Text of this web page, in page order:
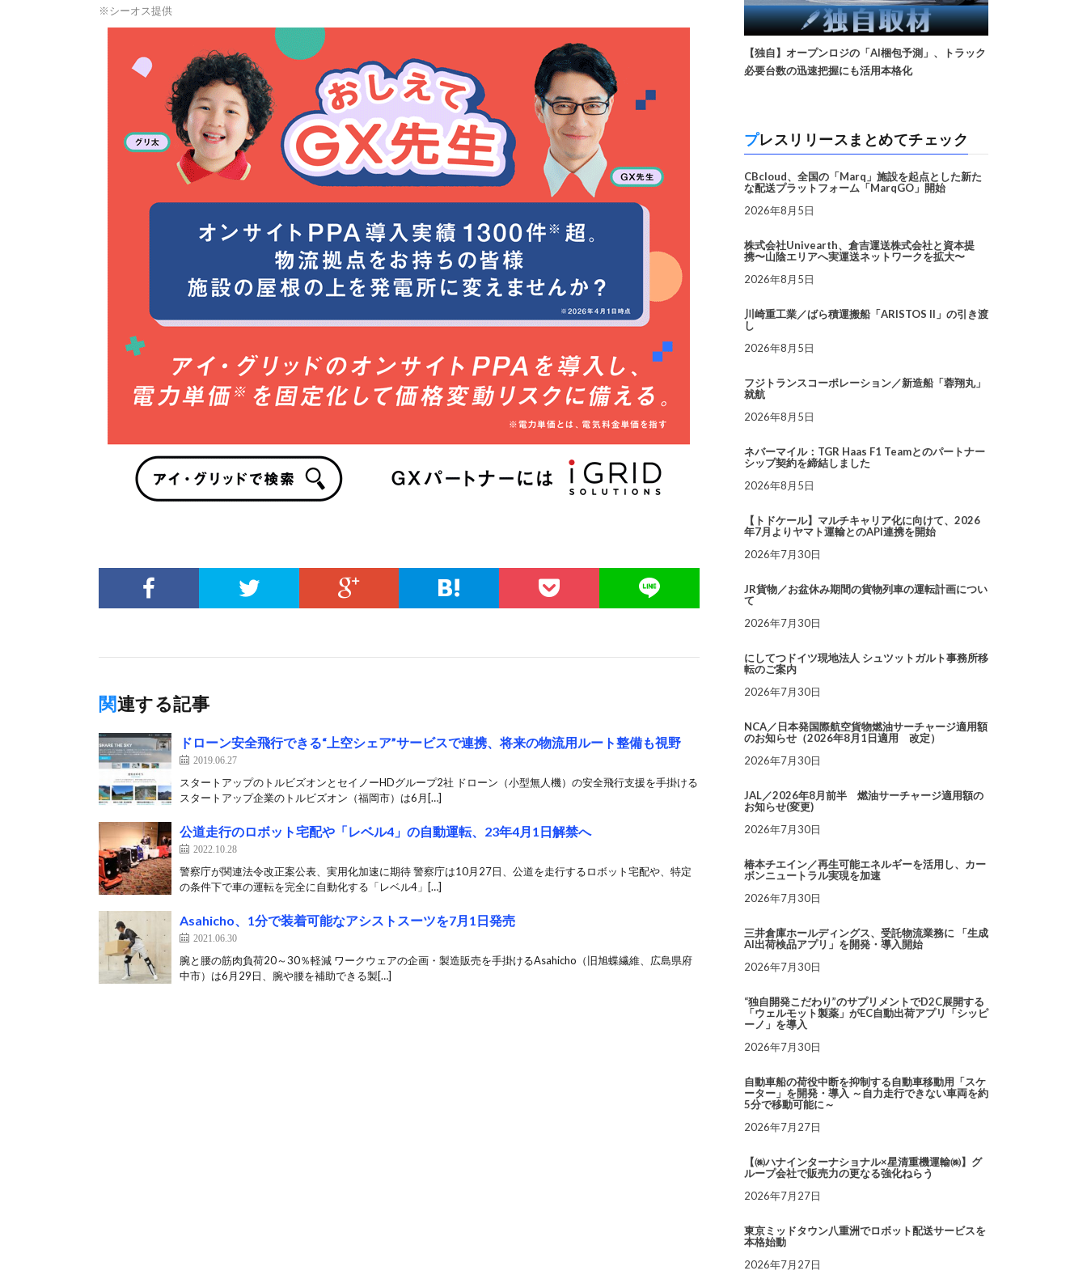
※シーオス提供
関連する記事
ドローン安全飛行できる“上空シェア”サービスで連携、将来の物流用ルート整備も視野
2019.06.27
スタートアップのトルビズオンとセイノーHDグループ2社 ドローン（小型無人機）の安全飛行支援を手掛ける
スタートアップ企業のトルビズオン（福岡市）は6月[…]
公道走行のロボット宅配や「レベル4」の自動運転、23年4月1日解禁へ
2022.10.28
警察庁が関連法令改正案公表、実用化加速に期待 警察庁は10月27日、公道を走行するロボット宅配や、特定
の条件下で車の運転を完全に自動化する「レベル4」[…]
Asahicho、1分で装着可能なアシストスーツを7月1日発売
2021.06.30
腕と腰の筋肉負荷20～30％軽減 ワークウェアの企画・製造販売を手掛けるAsahicho（旧旭蝶繊維、広島県府
中市）は6月29日、腕や腰を補助できる製[…]
【独自】オープンロジの「AI梱包予測」、トラック
必要台数の迅速把握にも活用本格化
プレスリリースまとめてチェック
CBcloud、全国の「Marq」施設を起点とした新た
な配送プラットフォーム「MarqGO」開始
2026年8月5日
株式会社Univearth、倉吉運送株式会社と資本提
携〜山陰エリアへ実運送ネットワークを拡大〜
2026年8月5日
川崎重工業／ばら積運搬船「ARISTOS II」の引き渡
し
2026年8月5日
フジトランスコーポレーション／新造船「蓉翔丸」
就航
2026年8月5日
ネバーマイル：TGR Haas F1 Teamとのパートナー
シップ契約を締結しました
2026年8月5日
【トドケール】マルチキャリア化に向けて、2026
年7月よりヤマト運輸とのAPI連携を開始
2026年7月30日
JR貨物／お盆休み期間の貨物列車の運転計画につい
て
2026年7月30日
にしてつドイツ現地法人 シュツットガルト事務所移
転のご案内
2026年7月30日
NCA／日本発国際航空貨物燃油サーチャージ適用額
のお知らせ（2026年8月1日適用 改定）
2026年7月30日
JAL／2026年8月前半 燃油サーチャージ適用額の
お知らせ(変更)
2026年7月30日
椿本チエイン／再生可能エネルギーを活用し、カー
ボンニュートラル実現を加速
2026年7月30日
三井倉庫ホールディングス、受託物流業務に 「生成
AI出荷検品アプリ」を開発・導入開始
2026年7月30日
“独自開発こだわり”のサプリメントでD2C展開する
「ウェルモット製薬」がEC自動出荷アプリ「シッピ
ーノ」を導入
2026年7月30日
自動車船の荷役中断を抑制する自動車移動用「スケ
ーター」を開発・導入 ～自力走行できない車両を約
5分で移動可能に～
2026年7月27日
【㈱ハナインターナショナル×星清重機運輸㈱】グ
ループ会社で販売力の更なる強化ねらう
2026年7月27日
東京ミッドタウン八重洲でロボット配送サービスを
本格始動
2026年7月27日